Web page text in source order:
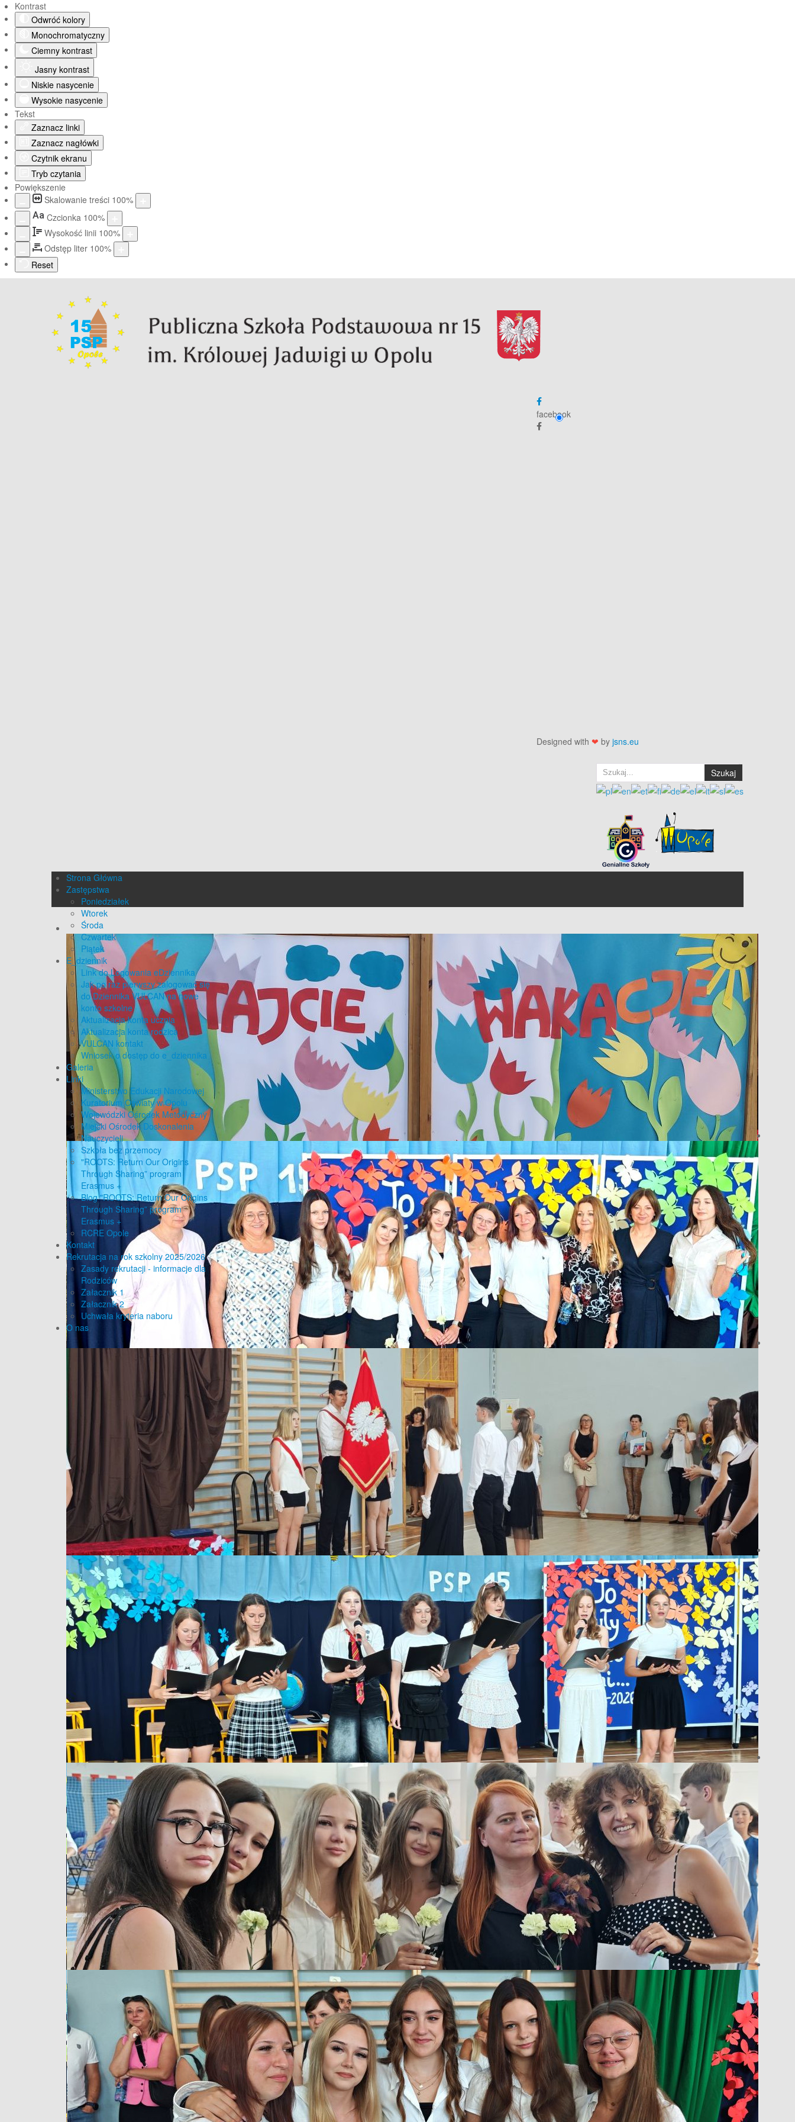
Kontrast
Odwróć kolory
Monochromatyczny
Ciemny kontrast
Jasny kontrast
Niskie nasycenie
Wysokie nasycenie
Tekst
Zaznacz linki
Zaznacz nagłówki
Czytnik ekranu
Tryb czytania
Powiększenie
Skalowanie treści 100%
Aa Czcionka 100%
Wysokość linii 100%
Odstęp liter 100%
Reset
facebook
Designed with ❤ by jsns.eu
Szukaj
Strona Główna
Zastępstwa
Poniedziałek
Wtorek
Środa
Czwartek
Piątek
E_dziennik
Link do Logowania eDziennika
Jak po raz pierwszy zalogować się
do Dziennika VULCAN na nowe
konto szkolne
Aktualizacja konta ucznia
Aktualizacja konta rodzica
VULCAN kontakt
Wniosek o dostęp do e_dziennika
Galeria
Linki
Ministerstwo Edukacji Narodowej
Kuratorium Oświaty w Opolu
Wojewódzki Ośrodek Metodyczny
Miejski Ośrodek Doskonalenia
Nauczycieli
Szkoła bez przemocy
"ROOTS: Return Our Origins
Through Sharing” program
Erasmus +
Blog "ROOTS: Return Our Origins
Through Sharing” program
Erasmus +
RCRE Opole
Kontakt
Rekrutacja na rok szkolny 2025/2026
Zasady rekrutacji - informacje dla
Rodziców
Załacznik 1
Załacznik 2
Uchwała kryteria naboru
O nas